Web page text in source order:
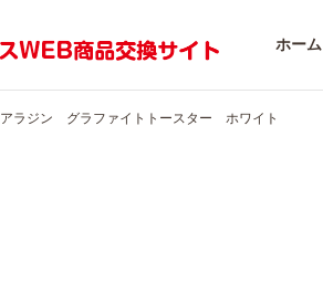
ホーム
アラジン グラファイトトースター ホワイト